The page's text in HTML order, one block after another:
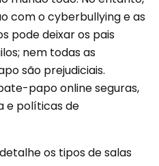
com o cyberbullying e as
pode deixar os pais
nem todas as
são prejudiciais.
papo online seguras,
e políticas de
os tipos de salas